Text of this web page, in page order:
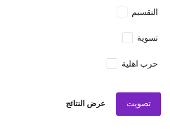
التقسيم
تسوية
حرب اهلية
تصويت عرض النتائج